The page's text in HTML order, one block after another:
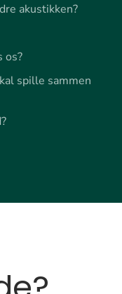
akustikken?
os?
spille sammen